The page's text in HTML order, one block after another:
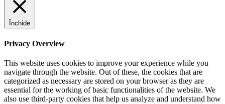
Închide
Privacy Overview
This website uses cookies to improve your experience while you
navigate through the website. Out of these, the cookies that are
categorized as necessary are stored on your browser as they are
essential for the working of basic functionalities of the website. We
also use third-party cookies that help us analyze and understand how